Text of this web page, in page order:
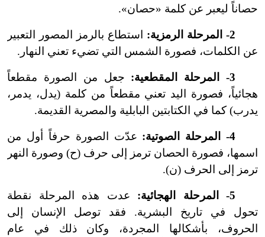
حصاناً ليعبر عن كلمة «حصان».
2
-المرحلة الرمزية:
استطاع بالرمز المصور التعبير
عن الكلمات، فصورة الشمس التي تضيء تعني النهار.
3
-المرحلة المقطعية: جعل من الصورة مقطعاً
هجائياً، فصورة اليد تعني مقطعاً من كلمة (يدل، يدمر،
يدرب) كما في الكتابتين البابلية والمصرية القديمة.
4- المرحلة الصوتية: عدّت الصورة حرفاً أول من
اسمها، فصورة الحصان ترمز إلى حرف (ح) وصورة النهر
ترمز إلى الحرف (ن).
5
-المرحلة الهجائية: عدت هذه المرحلة نقطة
تحول في تاريخ البشرية. فقد توصل الإنسان إلى
الحروف، بأشكالها المجردة، وكان ذلك في عام